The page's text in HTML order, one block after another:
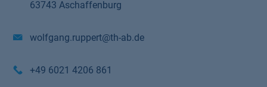
63743 Aschaffenburg
wolfgang.ruppert@th-ab.de
+49 6021 4206 861